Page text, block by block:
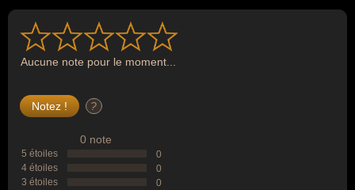
Aucune note pour le moment...
?
0 note
5 étoiles
0
4 étoiles
0
3 étoiles
0